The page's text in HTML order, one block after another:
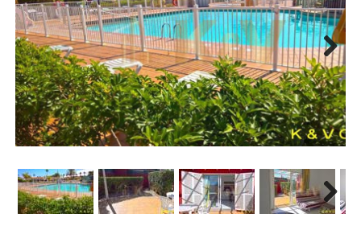
Next
Next